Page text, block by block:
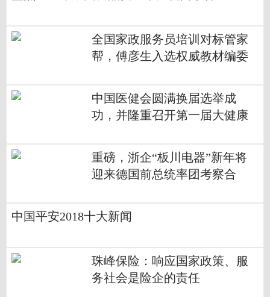
全国家政服务员培训对标管家
帮，傅彦生入选权威教材编委
中国医健会圆满换届选举成
功，并隆重召开第一届大健康
重磅，浙企“板川电器”新年将
迎来德国前总统率团考察合
中国平安2018十大新闻
珠峰保险：响应国家政策、服
务社会是险企的责任